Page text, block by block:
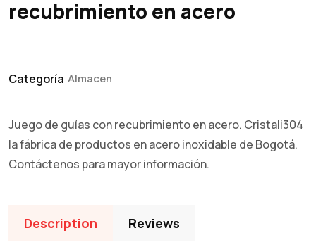
recubrimiento en acero
Categoría Almacen
Juego de guías con recubrimiento en acero. Cristali304
la fábrica de productos en acero inoxidable de Bogotá.
Contáctenos para mayor información.
Description Reviews